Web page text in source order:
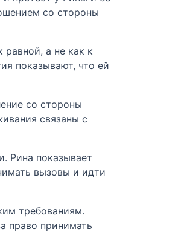
со стороны
а не как к
показывают, что ей
со стороны
связаны с
Рина показывает
вызовы и идти
требованиям.
право принимать